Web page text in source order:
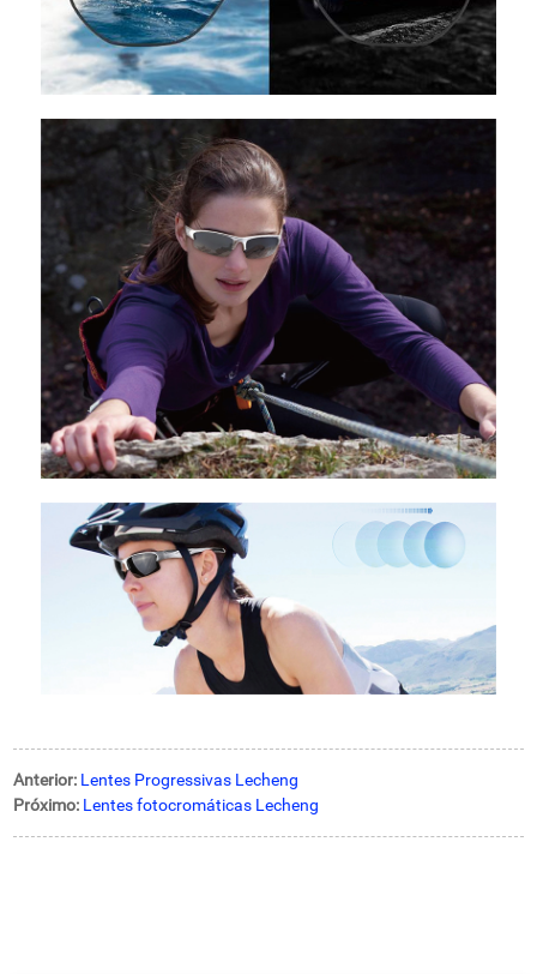
Anterior: Lentes Progressivas Lecheng
Próximo: Lentes fotocromáticas Lecheng